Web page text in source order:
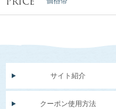
サイト紹介
クーポン使用方法